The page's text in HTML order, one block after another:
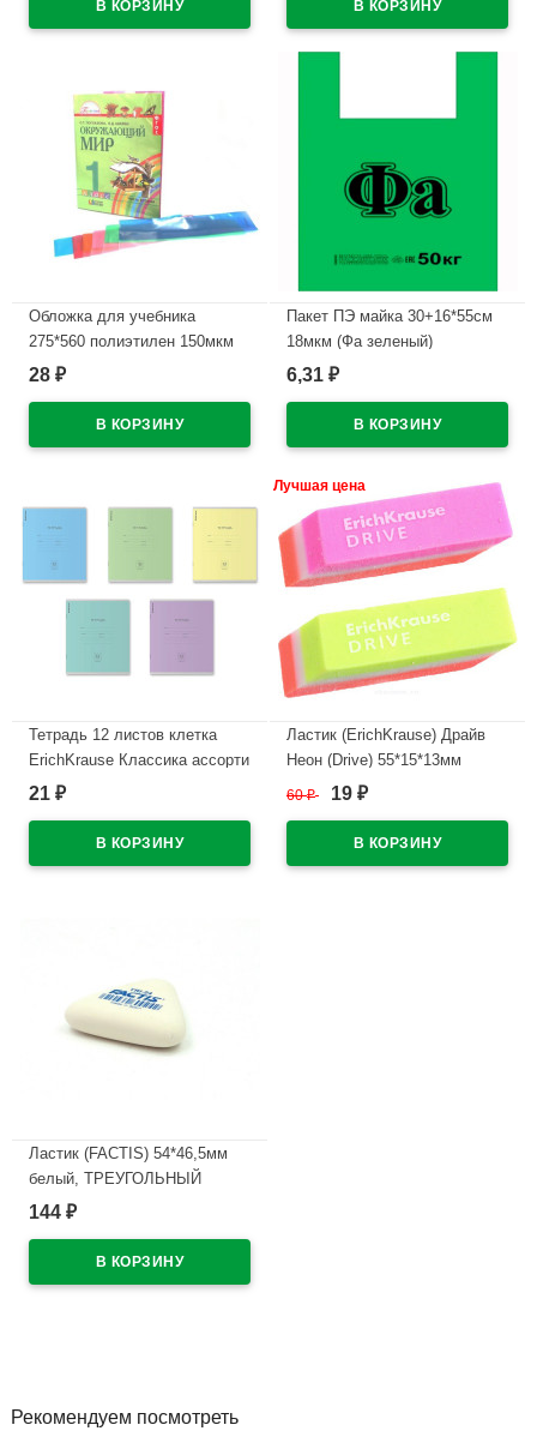
Обложка для учебника
275*560 полиэтилен 150мкм
универсальная М арт У 275
28 ₽
Пакет ПЭ майка 30+16*55см
18мкм (Фа зеленый)
В наличии
6,31 ₽
Тетрадь 12 листов клетка
ErichKrause Классика ассорти
арт.35200
21 ₽
Лучшая цена
Ластик (ErichKrause) Драйв
Неон (Drive) 55*15*13мм
цветной арт.35779 (Ст.36)
60₽ 19 ₽
Ластик (FACTIS) 54*46,5мм
белый, ТРЕУГОЛЬНЫЙ
арт.TRI-24
144 ₽
Рекомендуем посмотреть